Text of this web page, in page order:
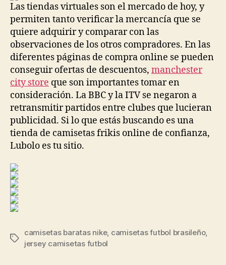
Las tiendas virtuales son el mercado de hoy, y
permiten tanto verificar la mercancía que se
quiere adquirir y comparar con las
observaciones de los otros compradores. En las
diferentes páginas de compra online se pueden
conseguir ofertas de descuentos, manchester
city store que son importantes tomar en
consideración. La BBC y la ITV se negaron a
retransmitir partidos entre clubes que lucieran
publicidad. Si lo que estás buscando es una
tienda de camisetas frikis online de confianza,
Lubolo es tu sitio.
Etiquetas
camisetas baratas nike, camisetas futbol brasileño,
jersey camisetas futbol